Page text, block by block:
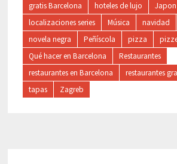
gratis Barcelona
hoteles de lujo Japon
localizaciones series
Música navidad
novela negra
Peñíscola pizza
Qué hacer en Barcelona
Restaurantes
restaurantes en Barcelona
restaurantes
tapas
Zagreb